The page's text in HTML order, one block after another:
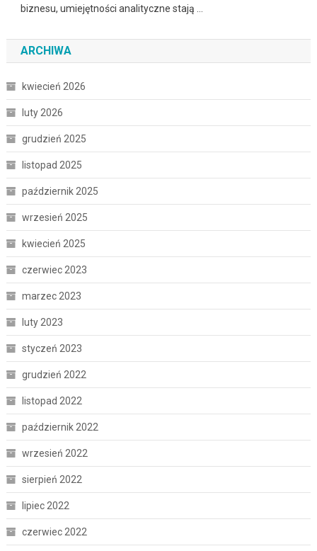
biznesu, umiejętności analityczne stają …
ARCHIWA
kwiecień 2026
luty 2026
grudzień 2025
listopad 2025
październik 2025
wrzesień 2025
kwiecień 2025
czerwiec 2023
marzec 2023
luty 2023
styczeń 2023
grudzień 2022
listopad 2022
październik 2022
wrzesień 2022
sierpień 2022
lipiec 2022
czerwiec 2022